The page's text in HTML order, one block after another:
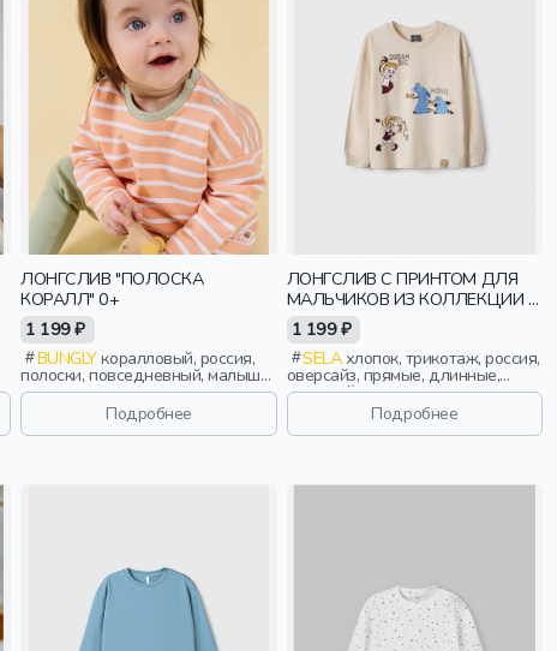
ЛОНГСЛИВ "ПОЛОСКА
КОРАЛЛ" 0+
1 199 ₽
BUNGLYкоралловый, россия,
полоски, повседневный, малыши,
дети
Подробнее
ЛОНГСЛИВ С ПРИНТОМ ДЛЯ
МАЛЬЧИКОВ ИЗ КОЛЛЕКЦИИ X
СОЮЗМУЛЬТФИЛЬМ
1 199 ₽
SELAхлопок, трикотаж, россия,
оверсайз, прямые, длинные,
длинный рукав, манжета, принт,
вырез, круглый вырез,
эластичные, мальчики, дети
Подробнее